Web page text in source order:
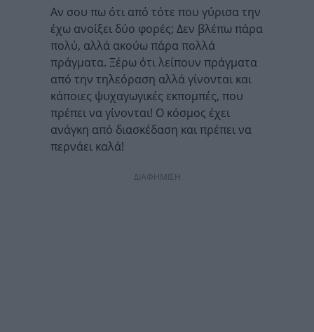
Αν σου πω ότι από τότε που γύρισα την
έχω ανοίξει δύο φορές; Δεν βλέπω πάρα
πολύ, αλλά ακούω πάρα πολλά
πράγματα. Ξέρω ότι λείπουν πράγματα
από την τηλεόραση αλλά γίνονται και
κάποιες ψυχαγωγικές εκπομπές, που
πρέπει να γίνονται! Ο κόσμος έχει
ανάγκη από διασκέδαση και πρέπει να
περνάει καλά!
ΔΙΑΦΗΜΙΣΗ